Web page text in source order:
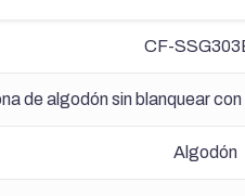
CF-
de algodón sin blanquear
Algodón